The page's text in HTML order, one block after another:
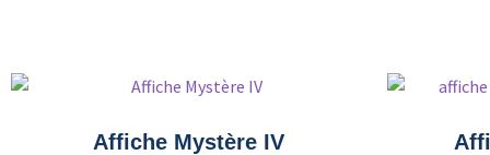
Affiche Mystère IV